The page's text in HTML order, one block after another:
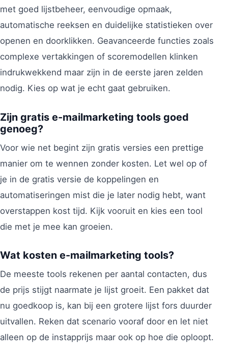
met goed lijstbeheer, eenvoudige opmaak,
automatische reeksen en duidelijke statistieken over
openen en doorklikken. Geavanceerde functies zoals
complexe vertakkingen of scoremodellen klinken
indrukwekkend maar zijn in de eerste jaren zelden
nodig. Kies op wat je echt gaat gebruiken.
Zijn gratis e-mailmarketing tools goed
genoeg?
Voor wie net begint zijn gratis versies een prettige
manier om te wennen zonder kosten. Let wel op of
je in de gratis versie de koppelingen en
automatiseringen mist die je later nodig hebt, want
overstappen kost tijd. Kijk vooruit en kies een tool
die met je mee kan groeien.
Wat kosten e-mailmarketing tools?
De meeste tools rekenen per aantal contacten, dus
de prijs stijgt naarmate je lijst groeit. Een pakket dat
nu goedkoop is, kan bij een grotere lijst fors duurder
uitvallen. Reken dat scenario vooraf door en let niet
alleen op de instapprijs maar ook op hoe die oploopt.